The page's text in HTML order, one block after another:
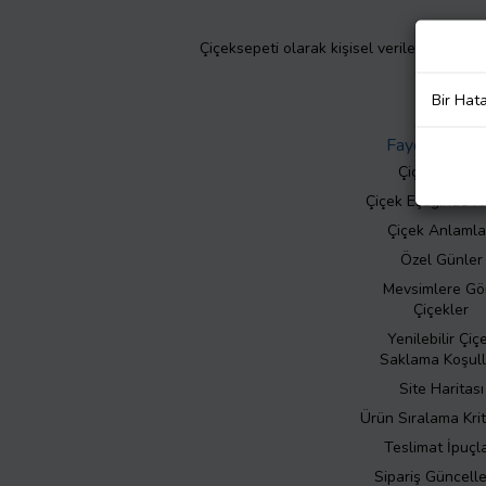
Çiçeksepeti olarak kişisel verilerinizin
Faydalı Bilgiler
Çiçek Bakımı
Çiçek Eşliğinde
Çiçek
Özel Günler
Mevsimlere
Çiçekler
Yenilebilir
Saklama
Site Haritası
Ürün Sıralama
Teslimat
Sipariş
Bir